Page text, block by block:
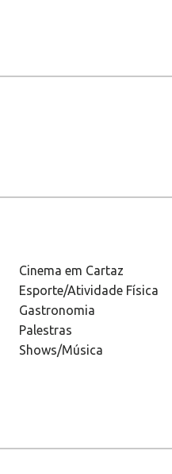
Cinema em Cartaz
Esporte/Atividade Física
Gastronomia
Palestras
Shows/Música